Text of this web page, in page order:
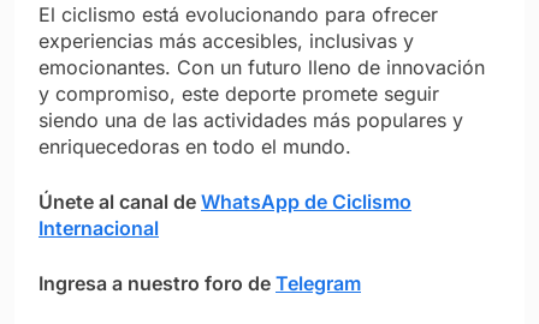
El ciclismo está evolucionando para ofrecer
experiencias más accesibles, inclusivas y
emocionantes. Con un futuro lleno de innovación
y compromiso, este deporte promete seguir
siendo una de las actividades más populares y
enriquecedoras en todo el mundo.
Únete al canal de WhatsApp de Ciclismo
Internacional
Ingresa a nuestro foro de Telegram